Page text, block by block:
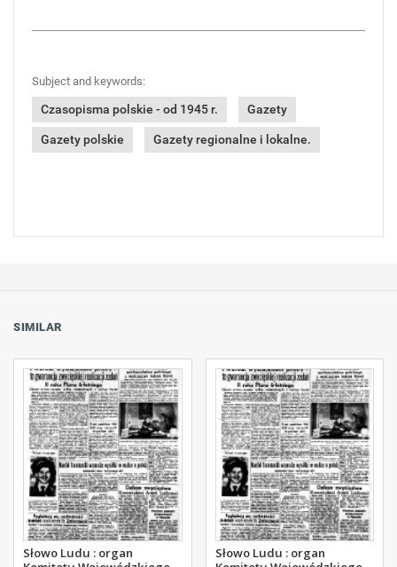
Subject and keywords:
Czasopisma polskie - od 1945 r. Gazety
Gazety polskie Gazety regionalne i lokalne.
SIMILAR
Słowo Ludu : organ
Słowo Ludu : organ